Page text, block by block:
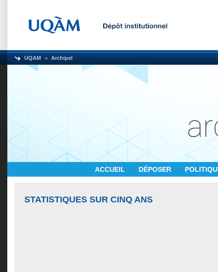
UQAM Archipel
ACCUEIL DÉPOSER
STATISTIQUES SUR CINQ ANS